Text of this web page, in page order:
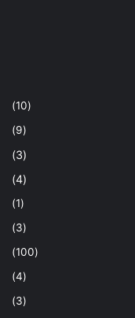
(10)
(9)
(3)
(4)
(1)
(3)
(100)
(4)
(3)